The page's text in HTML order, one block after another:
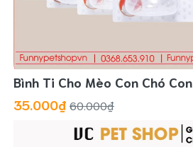
Bình Ti Cho Mèo Con Chó Con
35.000₫ 60.000₫